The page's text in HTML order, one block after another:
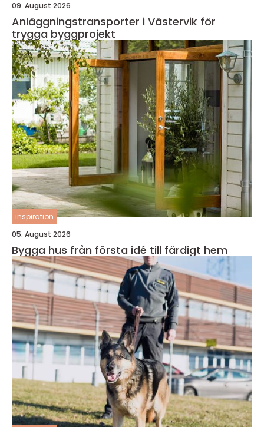
09. August 2026
Anläggningstransporter i Västervik för
trygga byggprojekt
inspiration
05. August 2026
Bygga hus från första idé till färdigt hem